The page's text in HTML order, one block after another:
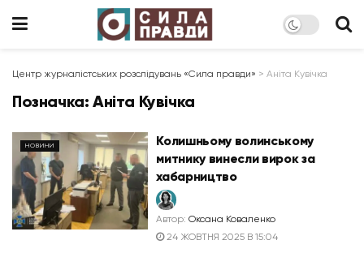
Центр журналістських розслідувань «Сила правди» > Аніта Кувічка
Позначка: Аніта Кувічка
НОВИНИ
Колишньому волинському
митнику винесли вирок за
хабарництво
Автор: Оксана Коваленко
24 ЖОВТНЯ 2025 В 15:04